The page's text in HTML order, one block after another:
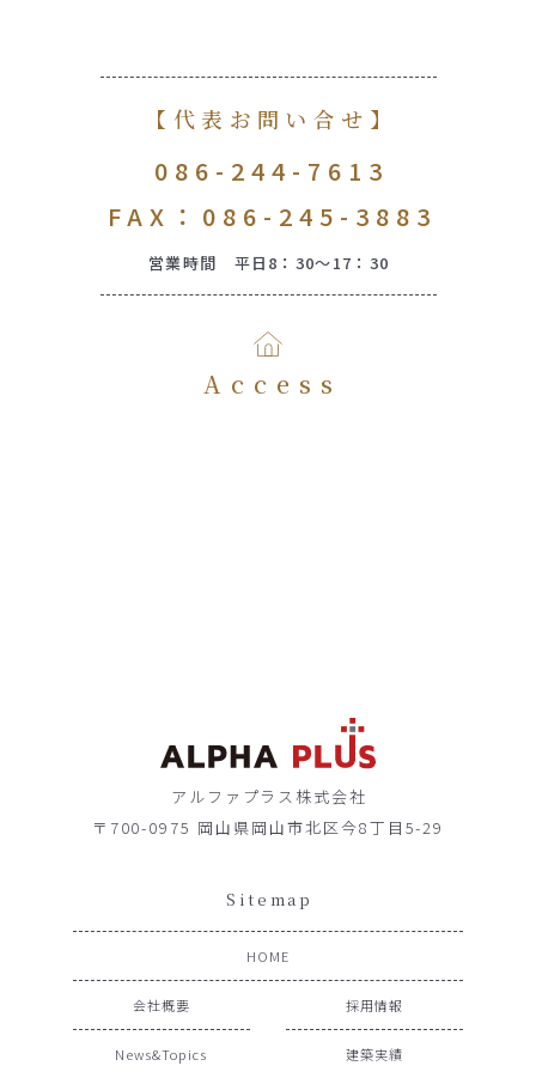
【代表お問い合せ】
086-244-7613
FAX：086-245-3883
営業時間 平日8：30～17：30
Access
アルファプラス株式会社
〒700-0975 岡山県岡山市北区今8丁目5-29
Sitemap
HOME
会社概要 採用情報
News&Topics 建築実績